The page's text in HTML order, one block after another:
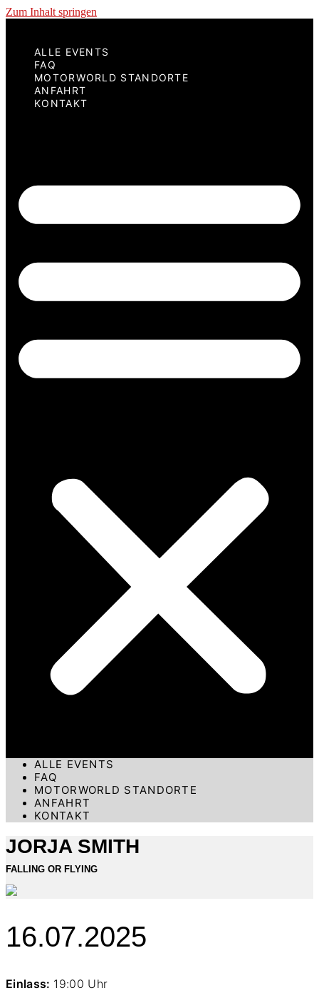
Zum Inhalt springen
ALLE EVENTS
FAQ
MOTORWORLD STANDORTE
ANFAHRT
KONTAKT
ALLE EVENTS
FAQ
MOTORWORLD STANDORTE
ANFAHRT
KONTAKT
JORJA SMITH
FALLING OR FLYING
16.07.2025
Einlass: 19:00 Uhr